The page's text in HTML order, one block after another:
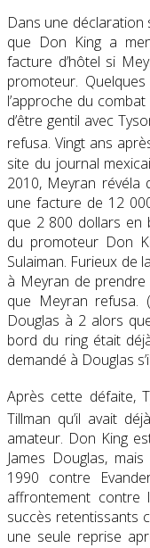
Dans une
que Don King a
facture d’hôtel si
promoteur.
l’approche du
d’être gentil avec
refusa. Vingt ans
site du journal
2010, Meyran révéla
une facture de 12
que 2 800 dollars en
du promoteur Don
Sulaiman. Furieux de
à Meyran de
que Meyran refusa.
Douglas à 2 alors
bord du ring était
demandé à Douglas
Après cette défaite,
Tillman qu’il avait
amateur. Don King
James Douglas,
1990 contre
affrontement contre
succès retentissants
une seule reprise